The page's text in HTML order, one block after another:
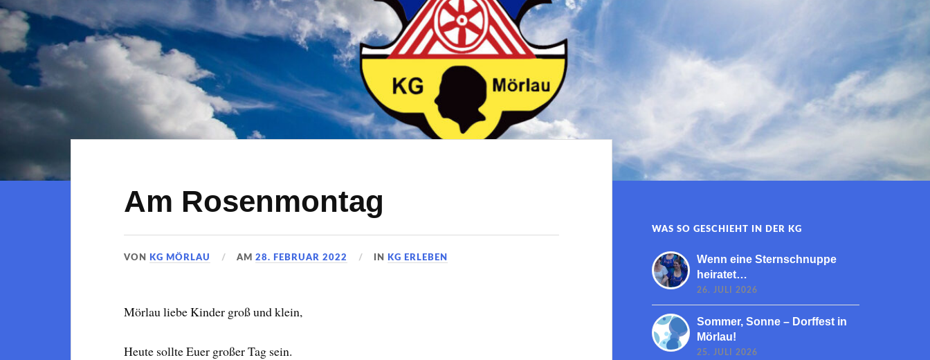
Am Rosenmontag
VON KG MÖRLAU AM28. FEBRUAR 2022 IN KG ERLEBEN
Mörlau liebe Kinder groß und klein,
Heute sollte Euer großer Tag sein.
WAS SO GESCHIEHT IN DER KG
Wenn eine Sternschnuppe
heiratet…
26. JULI 2026
Sommer, Sonne – Dorffest in
Mörlau!
25. JULI 2026